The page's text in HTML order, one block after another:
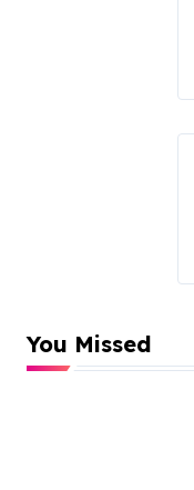
You Missed